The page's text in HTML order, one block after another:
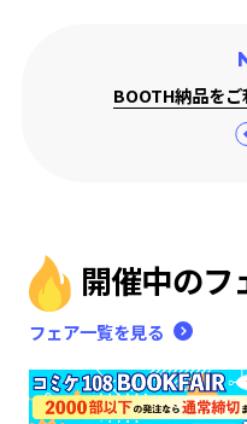
BOOTH納品を
開催中のフ
フェア一覧を見る